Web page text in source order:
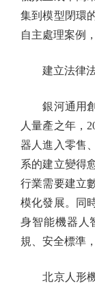
集到模型閉環
自主處理案例
建立法律法
銀河通用創
人量產之年，
器人進入零售
系的建立變得
行業需要建立
模化發展。同
身智能機器人
規、安全標準
北京人形機